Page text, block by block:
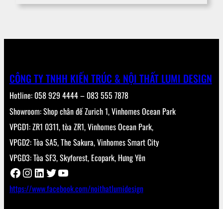
CÔNG TY TNHH KIẾN TRÚC & NỘI THẤT LUMI DESIGN
Hotline: 058 929 4444 – 083 555 7878
Showroom: Shop chân đế Zurich 1, Vinhomes Ocean Park
VPGD1: ZR1 0311, tòa ZR1, Vinhomes Ocean Park,
VPGD2: Tòa SA5, The Sakura, Vinhomes Smart City
VPGD3: Tòa SF3, Skyforest, Ecopark, Hưng Yên
Facebook Instagram LinkedIn Twitter YouTube
https://www.facebook.com/noithatlumidesign